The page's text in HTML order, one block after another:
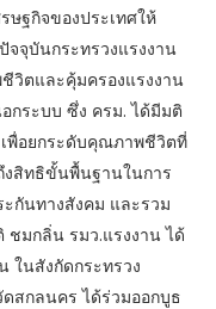
ฐกิจของประเทศให้
จุบันกระทรวงแรงงาน
วิตและคุ้มครองแรงงาน
กระบบ ซึ่ง ครม. ได้มีมติ
พื่อยกระดับคุณภาพชีวิตที่
งสิทธิขั้นพื้นฐานในการ
กันทางสังคม และรวม
ชมกลิ่น รมว.แรงงาน ได้
ในสังกัดกระทรวง
สกลนคร ได้ร่วมออกบูธ